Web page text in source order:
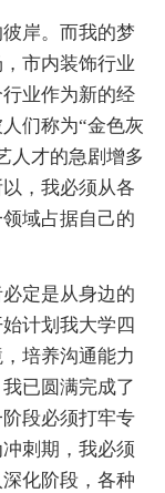
岸。而我的梦
市内装饰行业
业作为新的经
们称为“金色灰
人才的急剧增多
，我必须从各
域占据自己的
定是从身边的
计划我大学四
培养沟通能力
已圆满完成了
段必须打牢专
刺期，我必须
化阶段，各种